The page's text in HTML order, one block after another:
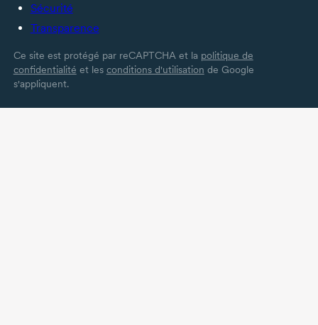
Sécurité
Transparence
Ce site est protégé par reCAPTCHA et la politique de
confidentialité et les conditions d'utilisation de Google
s'appliquent.